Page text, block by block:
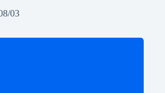
03